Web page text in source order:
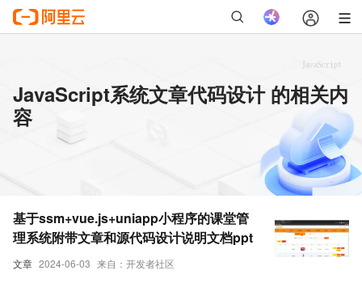
JavaScript系统文章代码设计 的相关内
容
文章 2024-06-03 来自：开发者社区
基于ssm+vue.js+uniapp小程序的课堂管
理系统附带文章和源代码设计说明文档ppt